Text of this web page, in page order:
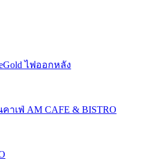
ไฟออกหลัง
าเฟ่ AM CAFE & BISTRO